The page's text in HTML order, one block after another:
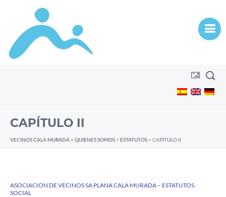
CAPÍTULO II
VECINOS CALA MURADA > QUIENES SOMOS > ESTATUTOS > CAPÍTULO II
ASOCIACION DE VECINOS SA PLANA CALA MURADA – ESTATUTOS
SOCIAL